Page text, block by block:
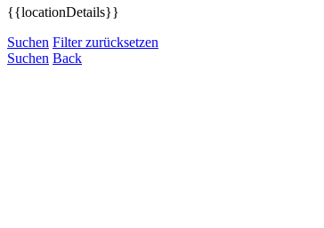
{{locationDetails}}
Suchen Filter zurücksetzen
Suchen Back